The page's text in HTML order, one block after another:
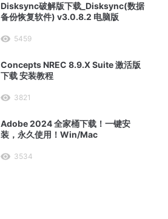
Disksync破解版下载_Disksync(数据
备份恢复软件) v3.0.8.2 电脑版
5459
Concepts NREC 8.9.X Suite 激活版
下载 安装教程
3821
Adobe 2024 全家桶下载！一键安
装，永久使用！Win/Mac
3534